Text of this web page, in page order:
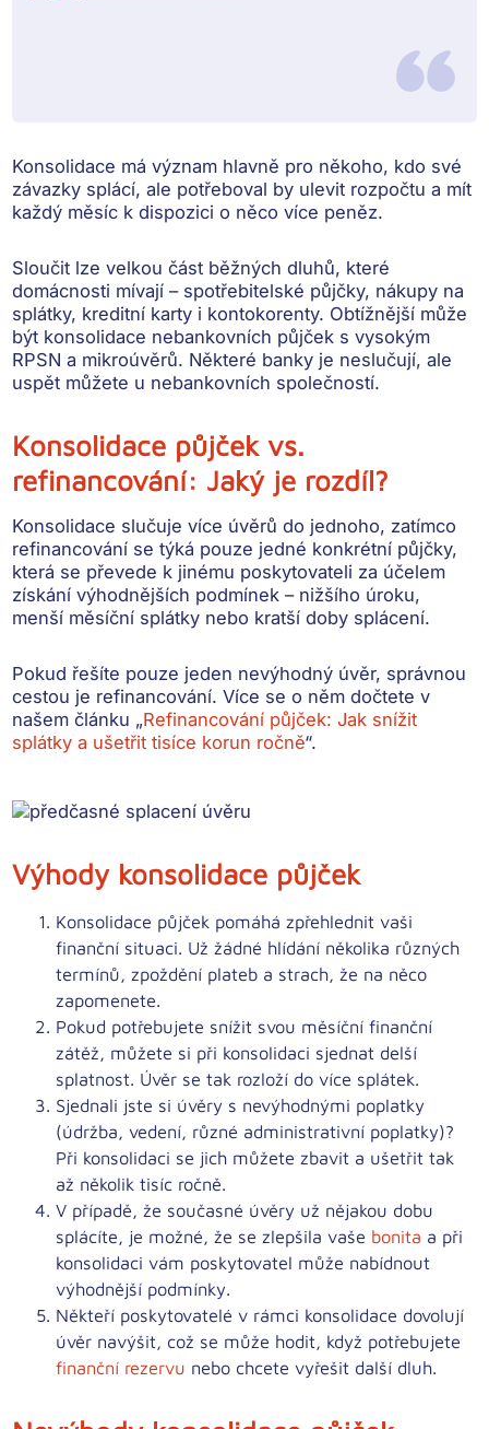
Konsolidace má význam hlavně pro někoho, kdo své
závazky splácí, ale potřeboval by ulevit rozpočtu a mít
každý měsíc k dispozici o něco více peněz.
Sloučit lze velkou část běžných dluhů, které
domácnosti mívají – spotřebitelské půjčky, nákupy na
splátky, kreditní karty i kontokorenty. Obtížnější může
být konsolidace nebankovních půjček s vysokým
RPSN a mikroúvěrů. Některé banky je neslučují, ale
uspět můžete u nebankovních společností.
Konsolidace půjček vs.
refinancování: Jaký je rozdíl?
Konsolidace slučuje více úvěrů do jednoho, zatímco
refinancování se týká pouze jedné konkrétní půjčky,
která se převede k jinému poskytovateli za účelem
získání výhodnějších podmínek – nižšího úroku,
menší měsíční splátky nebo kratší doby splácení.
Pokud řešíte pouze jeden nevýhodný úvěr, správnou
cestou je refinancování. Více se o něm dočtete v
našem článku „Refinancování půjček: Jak snížit
splátky a ušetřit tisíce korun ročně“.
Výhody konsolidace půjček
Konsolidace půjček pomáhá zpřehlednit vaši
finanční situaci. Už žádné hlídání několika různých
termínů, zpoždění plateb a strach, že na něco
zapomenete.
Pokud potřebujete snížit svou měsíční finanční
zátěž, můžete si při konsolidaci sjednat delší
splatnost. Úvěr se tak rozloží do více splátek.
Sjednali jste si úvěry s nevýhodnými poplatky
(údržba, vedení, různé administrativní poplatky)?
Při konsolidaci se jich můžete zbavit a ušetřit tak
až několik tisíc ročně.
V případě, že současné úvěry už nějakou dobu
splácíte, je možné, že se zlepšila vaše bonita a při
konsolidaci vám poskytovatel může nabídnout
výhodnější podmínky.
Někteří poskytovatelé v rámci konsolidace dovolují
úvěr navýšit, což se může hodit, když potřebujete
finanční rezervu nebo chcete vyřešit další dluh.